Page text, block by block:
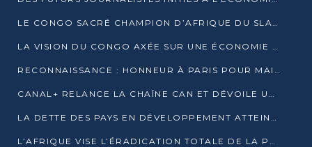
LE CONGO SACRÉ CHAMPION D’AFRIQUE DU SLAM 2025
LA VISION DU CONGO AXÉE SUR UNE ÉCONOMIE BAS CARBONE AU RENDEZ-VOUS DE MONACO 2025
RECONNAISSANCE : HONNEUR À PARIS POUR MAIXENT RAOUL OMINGA
CANAL+ RELANCE LA CHAÎNE CAN ET DÉVOILE UNE OFFRE EXCEPTIONNELLE POUR DÉCEMBRE
LA DETTE DES PAYS EN DÉVELOPPEMENT ATTEINT UN SOMMET HISTORIQUE ENTRE 2022 ET 2024
L’AFRIQUE VISE L’ÉRADICATION TOTALE DE LA POLIOMYÉLITE D’ICI 2026